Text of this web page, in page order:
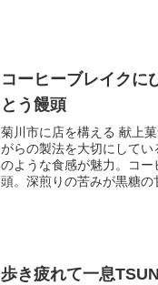
コーヒーブレイクに
とう饅頭
菊川市に店を構える 献上
がらの製法を大切にして
のような食感が魅力。コ
頭。深煎りの苦みが黒糖
歩き疲れて一息